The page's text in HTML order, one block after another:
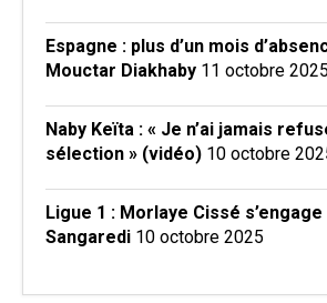
Espagne : plus d’un mois
Mouctar Diakhaby 11 octobre 2025
Naby Keïta : « Je n’ai jamais
sélection » (vidéo) 10 octobre
Ligue 1 : Morlaye Cissé s’engage
Sangaredi 10 octobre 2025